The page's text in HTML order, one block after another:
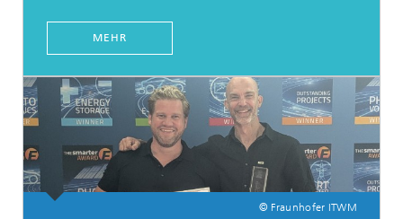
MEHR
© Fraunhofer ITWM